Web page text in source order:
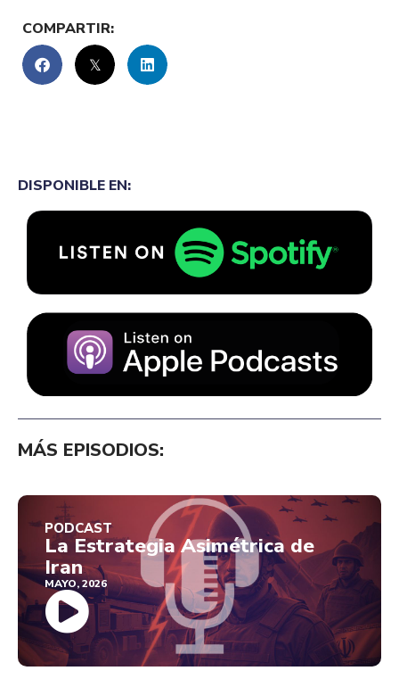
COMPARTIR:
DISPONIBLE EN:
MÁS EPISODIOS:
PODCAST
La Estrategia Asimétrica de
Iran
MAYO, 2026